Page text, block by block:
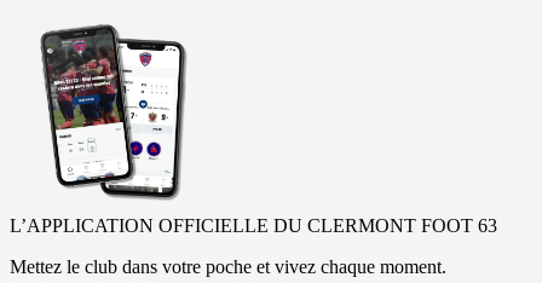
L’APPLICATION OFFICIELLE DU CLERMONT FOOT 63
Mettez le club dans votre poche et vivez chaque moment.